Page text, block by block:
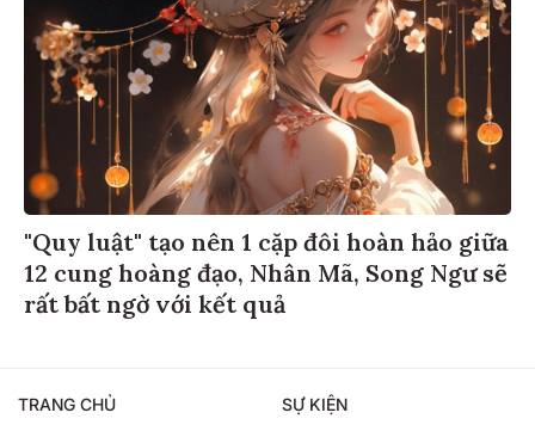
"Quy luật" tạo nên 1 cặp đôi hoàn hảo giữa
12 cung hoàng đạo, Nhân Mã, Song Ngư sẽ
rất bất ngờ với kết quả
TRANG CHỦ SỰ KIỆN